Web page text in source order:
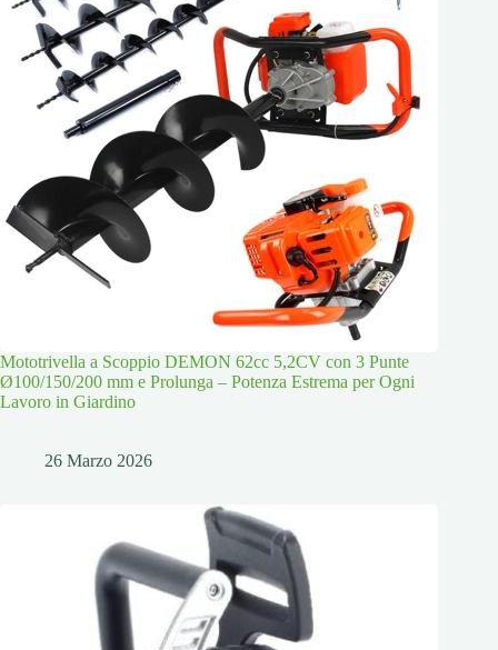
Mototrivella a Scoppio DEMON 62cc 5,2CV con 3 Punte
Ø100/150/200 mm e Prolunga – Potenza Estrema per Ogni
Lavoro in Giardino
26 Marzo 2026